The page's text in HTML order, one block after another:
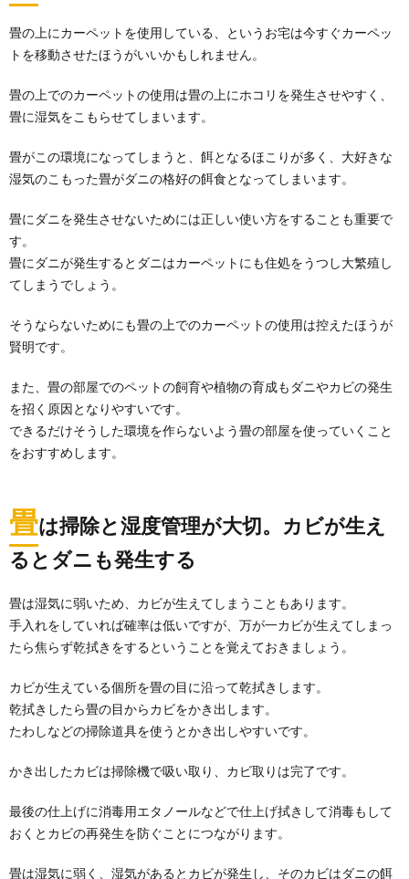
畳の上にカーペットを使用している、というお宅は今すぐカーペッ
トを移動させたほうがいいかもしれません。
畳の上でのカーペットの使用は畳の上にホコリを発生させやすく、
畳に湿気をこもらせてしまいます。
畳がこの環境になってしまうと、餌となるほこりが多く、大好きな
湿気のこもった畳がダニの格好の餌食となってしまいます。
畳にダニを発生させないためには正しい使い方をすることも重要で
す。
畳にダニが発生するとダニはカーペットにも住処をうつし大繁殖し
てしまうでしょう。
そうならないためにも畳の上でのカーペットの使用は控えたほうが
賢明です。
また、畳の部屋でのペットの飼育や植物の育成もダニやカビの発生
を招く原因となりやすいです。
できるだけそうした環境を作らないよう畳の部屋を使っていくこと
をおすすめします。
畳は掃除と湿度管理が大切。カビが生え
るとダニも発生する
畳は湿気に弱いため、カビが生えてしまうこともあります。
手入れをしていれば確率は低いですが、万が一カビが生えてしまっ
たら焦らず乾拭きをするということを覚えておきましょう。
カビが生えている個所を畳の目に沿って乾拭きします。
乾拭きしたら畳の目からカビをかき出します。
たわしなどの掃除道具を使うとかき出しやすいです。
かき出したカビは掃除機で吸い取り、カビ取りは完了です。
最後の仕上げに消毒用エタノールなどで仕上げ拭きして消毒もして
おくとカビの再発生を防ぐことにつながります。
畳は湿気に弱く、湿気があるとカビが発生し、そのカビはダニの餌